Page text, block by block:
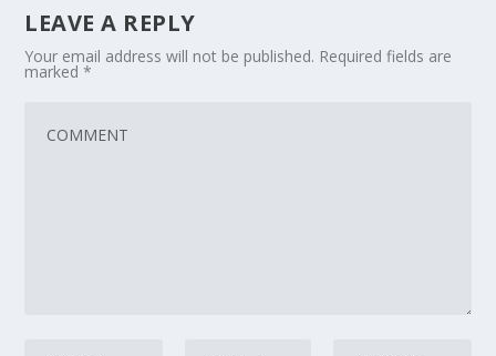
LEAVE A REPLY
Your email address will not be published. Required fields are
marked*